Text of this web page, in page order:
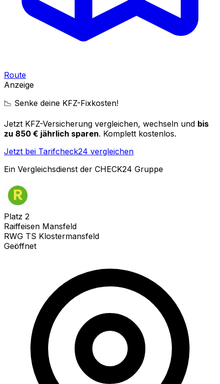
Route
Anzeige
📉 Senke deine KFZ-Fixkosten!
Jetzt KFZ-Versicherung vergleichen, wechseln und bis
zu 850 € jährlich sparen. Komplett kostenlos.
Jetzt bei Tarifcheck24 vergleichen
Ein Vergleichsdienst der CHECK24 Gruppe
Platz 2
Raiffeisen Mansfeld
RWG TS Klostermansfeld
Geöffnet